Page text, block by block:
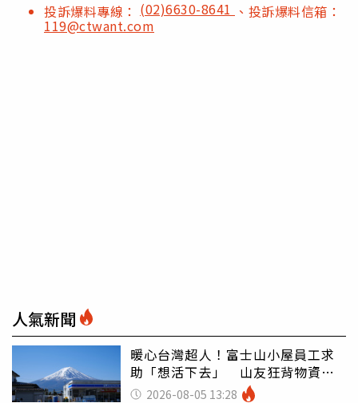
投訴爆料專線： (02)6630-8641 、投訴爆料信箱：
119@ctwant.com
人氣新聞
暖心台灣超人！富士山小屋員工求
助「想活下去」 山友狂背物資上
山：台灣真的是寶島
2026-08-05 13:28